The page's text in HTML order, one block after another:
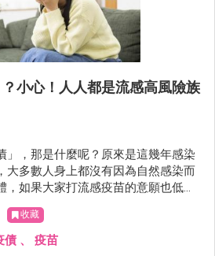
小心！人人都是流感高風險族
」，那是什麼呢？原來是這幾年感染
大多數人身上都沒有因為自然感染而
，如果大家打流感疫苗的意願也低
抗流感抗體的情況下，就可能要面對
收藏
債 、 疫苗